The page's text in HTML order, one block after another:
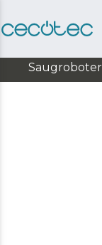
Saugroboter